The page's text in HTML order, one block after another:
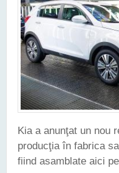
Kia a anunţat un nou
producţia în fabrica
fiind asamblate aici